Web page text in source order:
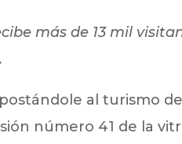
más de 13 mil
al turismo
número 41 de la